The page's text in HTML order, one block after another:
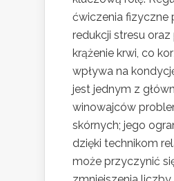
ćwiczenia fizyczne
redukcji stresu
krążenie krwi, co
wpływa na
jest jednym z
winowajców
skórnych; jego
dzięki technikom
może przyczynić